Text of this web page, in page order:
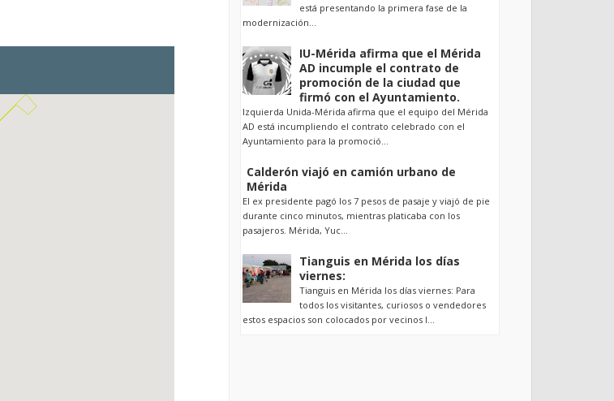
está presentando la primera fase de la
modernización...
IU-Mérida afirma que el Mérida
AD incumple el contrato de
promoción de la ciudad que
firmó con el Ayuntamiento.
Izquierda Unida-Mérida afirma que el equipo del Mérida
AD está incumpliendo el contrato celebrado con el
Ayuntamiento para la promoció...
Calderón viajó en camión urbano de
Mérida
El ex presidente pagó los 7 pesos de pasaje y viajó de pie
durante cinco minutos, mientras platicaba con los
pasajeros. Mérida, Yuc...
Tianguis en Mérida los días
viernes:
Tianguis en Mérida los días viernes: Para
todos los visitantes, curiosos o vendedores
estos espacios son colocados por vecinos l...